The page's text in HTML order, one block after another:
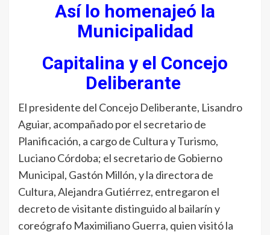
Así lo homenajeó la
Municipalidad
Capitalina y el Concejo
Deliberante
El presidente del Concejo Deliberante, Lisandro
Aguiar, acompañado por el secretario de
Planificación, a cargo de Cultura y Turismo,
Luciano Córdoba; el secretario de Gobierno
Municipal, Gastón Millón, y la directora de
Cultura, Alejandra Gutiérrez, entregaron el
decreto de visitante distinguido al bailarín y
coreógrafo Maximiliano Guerra, quien visitó la